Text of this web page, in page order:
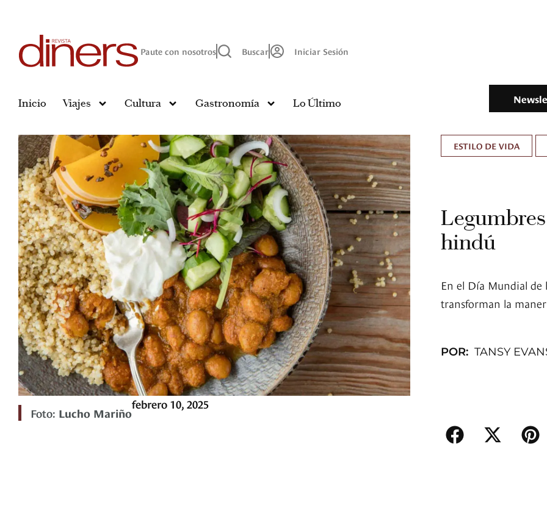
Paute con nosotros Buscar Iniciar Sesión
Inicio Viajes Cultura Gastronomía Lo Último
Foto: Lucho Mariño
febrero 10, 2025
ESTILO DE VIDA
hindú
En el Día Mundial de
transforman la
POR: TANSY